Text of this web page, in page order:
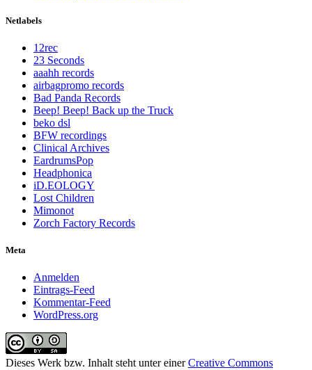
Netlabels
12rec
23 Seconds
aaahh records
airbagpromo records
Bad Panda Records
Beep! Beep! Back up the Truck
beko dsl
BFW recordings
Clinical Archives
EardrumsPop
Headphonica
iD.EOLOGY
Lost Children
Mimonot
Zorch Factory Records
Meta
Anmelden
Eintrags-Feed
Kommentar-Feed
WordPress.org
Dieses Werk bzw. Inhalt steht unter einerCreative Commons